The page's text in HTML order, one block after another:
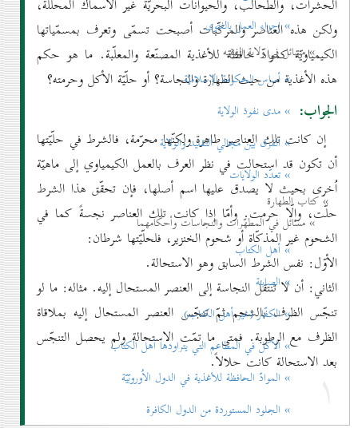
الحشرات، والطحالب، والحيوانات البحريّة غير الأسماك المحلّلة،
ولكن هذه العناصر والمركّبات أصبحت تسمّى وتعرف بمسمّياتها
الكيمياويّة كموادّ حافظة للأغذية المصنّعة والمعلّبة. ما هو حكم
هذه الأغذية من حيث الطهارة والنجاسة؟ أو حلّيّة الأكل وحرمته؟
الجواب:
إن كانت تلك العناصر طاهرة ولكنّها محرّمة، فالشرط في حلّيّتها
أن تكون قد استحالت في نظر العرف بالعمل الكيمياوي إلى ماهيّة
اُخرى بحيث لا يصدق عليها اسم أصلها، فإن تحقّق هذا الشرط
حلّت، وإلّا حرمت. وأمّا إذا كانت تلك العناصر نجسةً كما في
الشحوم غير المذكّاة أو شحوم الخنزير، فلحلّيّتها شرطان:
الأوّل: نفس الشرط السابق وهو الاستحالة.
الثاني: أن لا تنتقل النجاسة إلى العنصر المستحال إليه. مثاله: ما لو
تنجّس الظرف بالشحم ثمّ تنجّس العنصر المستحال إليه بملاقاة
الظرف مع الرطوبة. فمتى ما تمّت الاستحالة ولم يحصل التنجّس
بعد الاستحالة كانت حلالاً.
۱
» إجزاء العمل بالفتوی
» مسائل في ولاية الفقيه
» أساس الحكومة الإسلاميّة
» مدی نفوذ الولاية
» الفرق بين مجالي التقليد والولاية
» تعدّد الولايات
» كتاب الطهارة
» مسائل في المطهّرات والنجاسات وأحكامهما
» أهل الكتاب
» الصابئة
» الكفّار (غير أهل الكتاب)
» الأكل في المطاعم التي يتراودها أهل الكتاب
» الموادّ الحافظة للأغذية في الدول الاُوروبّيّة
» الجلود المستوردة من الدول الكافرة